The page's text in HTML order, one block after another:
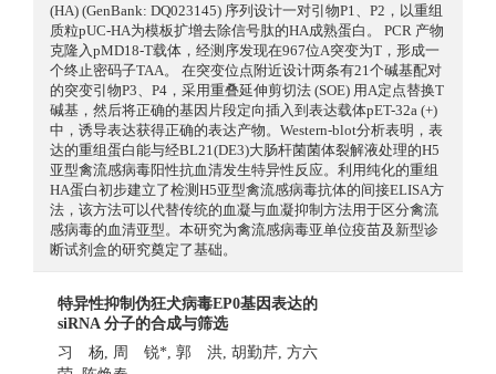
(HA) (GenBank: DQ023145) 序列设计一对引物P1、P2，以重组
质粒pUC-HA为模板扩增去除信号肽的HA成熟蛋白。 PCR 产物
克隆入pMD18-T载体，经测序发现在967位A突变为T，形成一
个终止密码子TAA。 在突变位点附近设计两条有21个碱基配对
的突变引物P3、P4，采用重叠延伸剪切法 (SOE) 用A定点替换T
碱基，然后将正确的基因片段定向插入到表达载体pET-32a (+)
中，诱导表达获得正确的表达产物。Western-blot分析表明，表
达的重组蛋白能与经BL21(DE3)大肠杆菌菌体裂解液处理的H5
亚型禽流感病毒阳性抗血清发生特异性反应。利用纯化的重组
HA蛋白初步建立了检测H5亚型禽流感病毒抗体的间接ELISA方
法，该方法可以代替传统的血凝与血凝抑制方法用于区分禽流
感病毒的血清亚型。本研究为禽流感病毒亚单位疫苗及新型诊
断试剂盒的研究奠定了基础。
特异性抑制伪狂犬病毒EP0基因表达的
siRNA 分子的合成与筛选
习 杨, 周 锐*,郭 洪,胡勤芹,方六